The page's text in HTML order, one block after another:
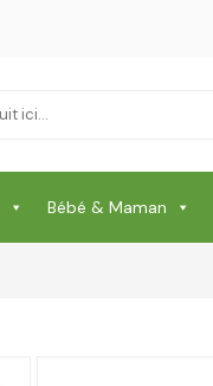
Bébé & Maman